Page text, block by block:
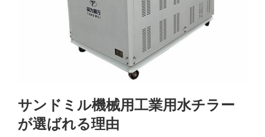
サンドミル機械用工業用水チラー
が選ばれる理由